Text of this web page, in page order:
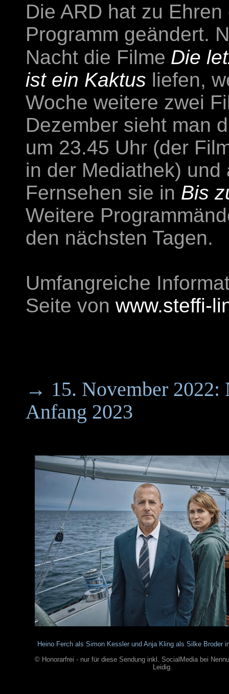
Die ARD hat zu
Programm geändert.
Nacht die Filme Die
ist ein Kaktus liefen,
Woche weitere zwei
Dezember sieht man
um 23.45 Uhr (der
in der Mediathek)
Fernsehen sie in Bis
Weitere
den nächsten Tagen.
Umfangreiche
Seite von www.steffi-
→ 15. November 2022:
Anfang 2023
Heino Ferch als Simon Kessler und Anja Kling als Silke Broder
© Honorarfrei - nur für diese Sendung inkl. SocialMedia bei
Leidig.